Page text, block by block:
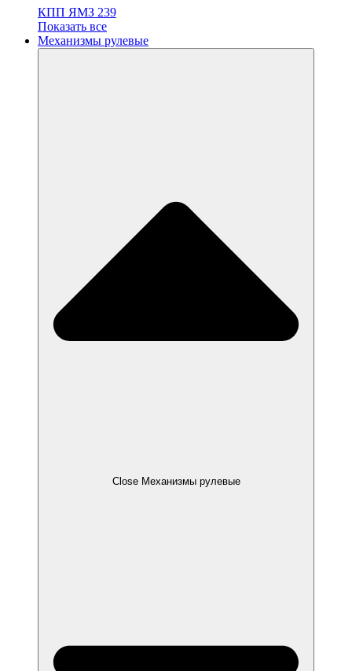
КПП ЯМЗ 239
Показать все
Механизмы рулевые
Close Механизмы рулевые